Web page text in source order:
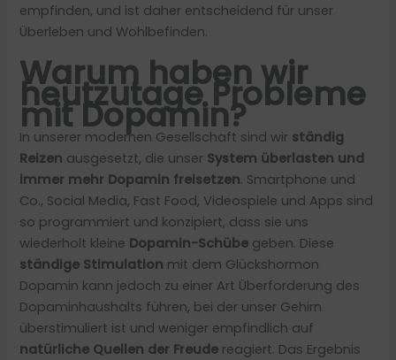
empfinden, und ist daher entscheidend für unser
Überleben und Wohlbefinden.
Warum haben wir
heutzutage Probleme
mit Dopamin?
In unserer modernen Gesellschaft sind wir ständig
Reizen ausgesetzt, die unser System überlasten und
immer mehr Dopamin freisetzen. Smartphone und
Co., Social Media, Fast Food, Videospiele und Apps sind
so programmiert und konzipiert, dass sie uns
wiederholt kleine Dopamin-Schübe geben. Diese
ständige Stimulation mit dem Glückshormon
Dopamin kann jedoch zu einer Art Überforderung des
Dopaminhaushalts führen, bei der unser Gehirn
überstimuliert ist und weniger empfindlich auf
natürliche Quellen der Freude reagiert. Das Ergebnis